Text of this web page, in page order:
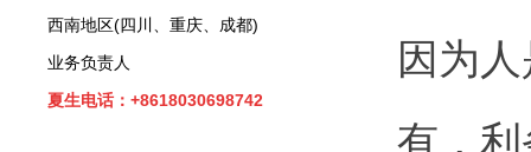
西南地区(四川、重庆、成都)
业务负责人
夏生电话：+8618030698742
因为
有，